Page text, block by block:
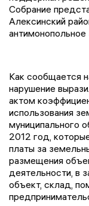
Собрание
Алексинский
антимонопольное
Как сообщается
нарушение
актом
использования
муниципального
2012 год,
платы за
размещения
деятельности, в
объект, склад,